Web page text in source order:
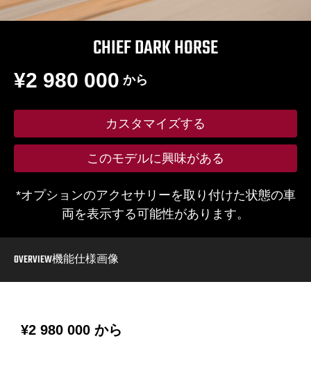
CHIEF DARK HORSE
から
¥2 980 000
カスタマイズする
このモデルに興味がある
*オプションのアクセサリーを取り付けた状態の車
両を表示する可能性があります。
OVERVIEW機能仕様画像
から
¥2 980 000